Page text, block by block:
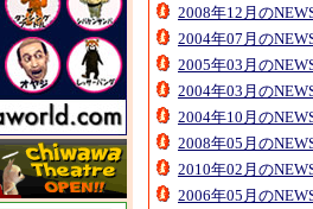
2008年12月の
2004年07月の
2005年03月の
2004年03月の
2004年10月の
2008年05月の
2010年02月の
2006年05月の